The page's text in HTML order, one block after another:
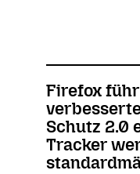
Firefox
Schutz 2.0
Tracker